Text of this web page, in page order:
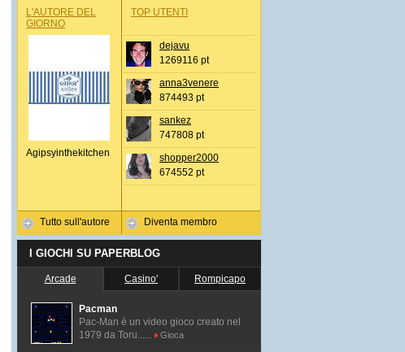
L'AUTORE DEL
GIORNO
Agipsyinthekitchen
Tutto sull'autore
TOP UTENTI
dejavu
1269116 pt
anna3venere
874493 pt
sankez
747808 pt
shopper2000
674552 pt
Diventa membro
I GIOCHI SU PAPERBLOG
Arcade Casino' Rompicapo
Pacman
Pac-Man é un video gioco creato nel
1979 da Toru......
Gioca